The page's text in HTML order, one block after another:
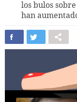
los bulos
han